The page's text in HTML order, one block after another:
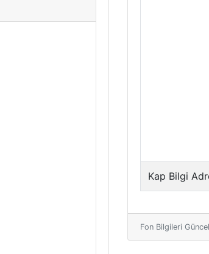
Kap Bilgi
Fon Bilgileri